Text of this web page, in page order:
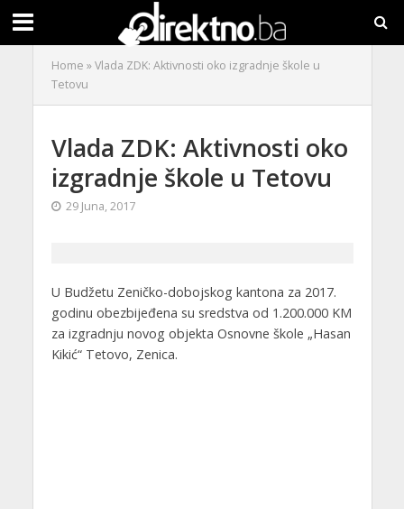
Home »Vlada ZDK: Aktivnosti oko izgradnje škole u
Tetovu
Vlada ZDK: Aktivnosti oko
izgradnje škole u Tetovu
29 Juna, 2017
U Budžetu Zeničko-dobojskog kantona za 2017.
godinu obezbijeđena su sredstva od 1.200.000 KM
za izgradnju novog objekta Osnovne škole „Hasan
Kikić“ Tetovo, Zenica.